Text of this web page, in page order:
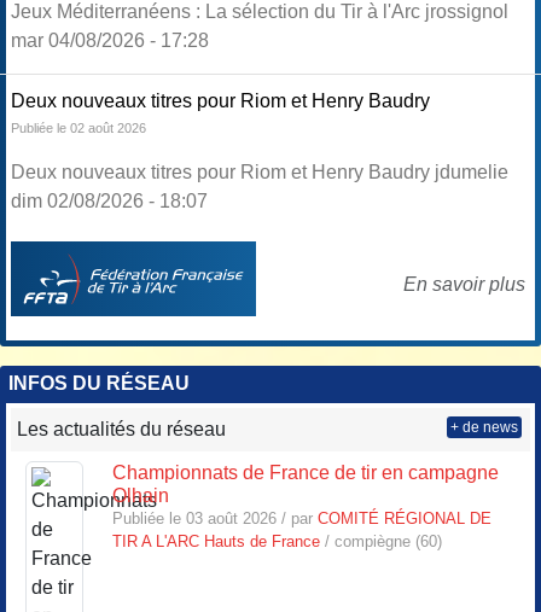
Jeux Méditerranéens : La sélection du Tir à l'Arc jrossignol
mar 04/08/2026 - 17:28
Deux nouveaux titres pour Riom et Henry Baudry
Publiée le 02 août 2026
Deux nouveaux titres pour Riom et Henry Baudry jdumelie
dim 02/08/2026 - 18:07
En savoir plus
INFOS DU RÉSEAU
Les actualités du réseau
Championnats de France de tir en campagne
Olhain
Publiée le 03 août 2026 / par COMITÉ RÉGIONAL DE
TIR A L'ARC Hauts de France/ compiègne (60)
+ de news